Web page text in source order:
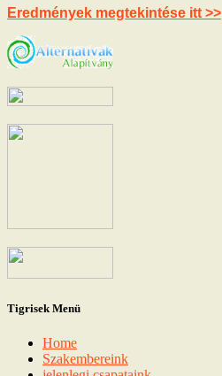
Eredmények megtekintése itt >>
Tigrisek Menü
Home
Szakembereink